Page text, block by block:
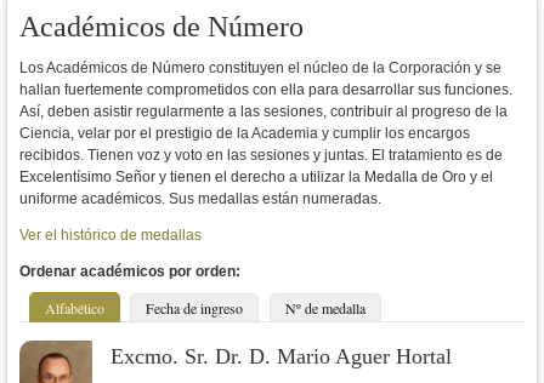
Académicos de Número
Los Académicos de Número constituyen el núcleo de la Corporación y se
hallan fuertemente comprometidos con ella para desarrollar sus funciones.
Así, deben asistir regularmente a las sesiones, contribuir al progreso de la
Ciencia, velar por el prestigio de la Academia y cumplir los encargos
recibidos. Tienen voz y voto en las sesiones y juntas. El tratamiento es de
Excelentísimo Señor y tienen el derecho a utilizar la Medalla de Oro y el
uniforme académicos. Sus medallas están numeradas.
Ver el histórico de medallas
Ordenar académicos por orden:
Alfabético Fecha de ingreso Nº de medalla
Excmo. Sr. Dr. D. Mario Aguer Hortal